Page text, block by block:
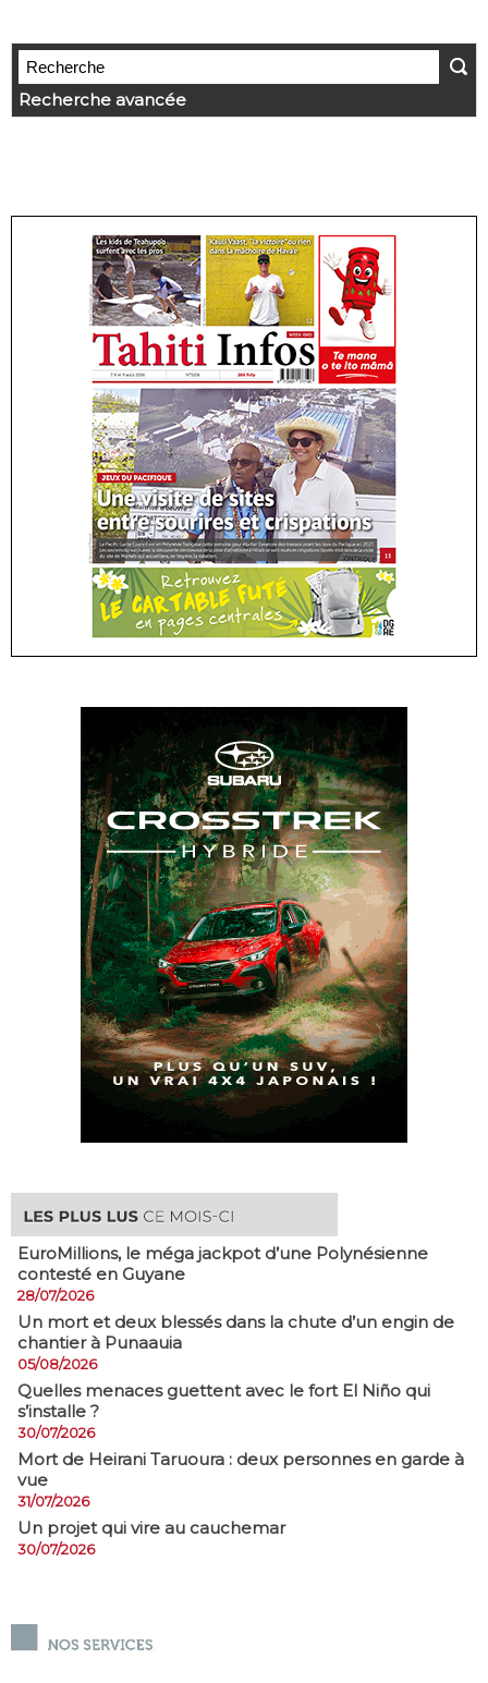
Recherche avancée
EuroMillions, ​le méga jackpot d’une Polynésienne
contesté en Guyane
28/07/2026
​Un mort et deux blessés dans la chute d’un engin de
chantier à Punaauia
05/08/2026
Quelles menaces guettent avec le fort El Niño qui
s’installe ?
30/07/2026
Mort de Heirani Taruoura : deux personnes en garde à
vue
31/07/2026
Un projet qui vire au cauchemar
30/07/2026